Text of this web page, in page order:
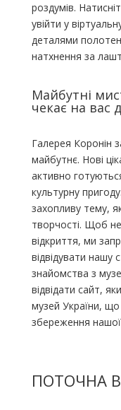
роздумів.
увійти у
деталями полотен
натхнення за
Майбутні
чекає на вас
Галерея Коронін
майбутнє. Нові
активно
культурну
захопливу тему,
творчості. Щоб
відкриття, ми
відвідувати нашу
знайомства з
відвідати сайт,
музей України, що
збереження
ПОТОЧНА